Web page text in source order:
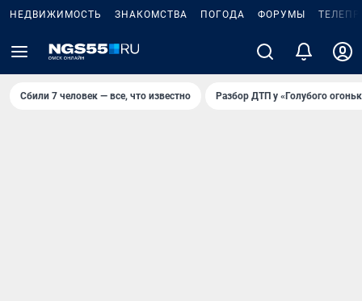
НЕДВИЖИМОСТЬ ЗНАКОМСТВА ПОГОДА ФОРУМЫ
Сбили 7 человек — все, что известно Разбор ДТП у «Голубого